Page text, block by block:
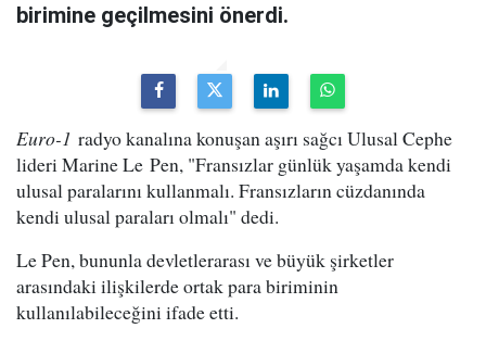
birimine geçilmesini önerdi.
Euro-1 radyo kanalına konuşan aşırı sağcı Ulusal Cephe
lideri Marine Le Pen, "Fransızlar günlük yaşamda kendi
ulusal paralarını kullanmalı. Fransızların cüzdanında
kendi ulusal paraları olmalı" dedi.
Le Pen, bununla devletlerarası ve büyük şirketler
arasındaki ilişkilerde ortak para biriminin
kullanılabileceğini ifade etti.